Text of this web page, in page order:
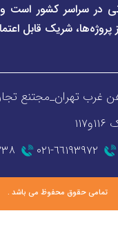
است و با تأمین
قابل اعتماد شما
تجاری پارسیان
۰۹۱۲۹۳۶۸۲۳۸
می باشد .